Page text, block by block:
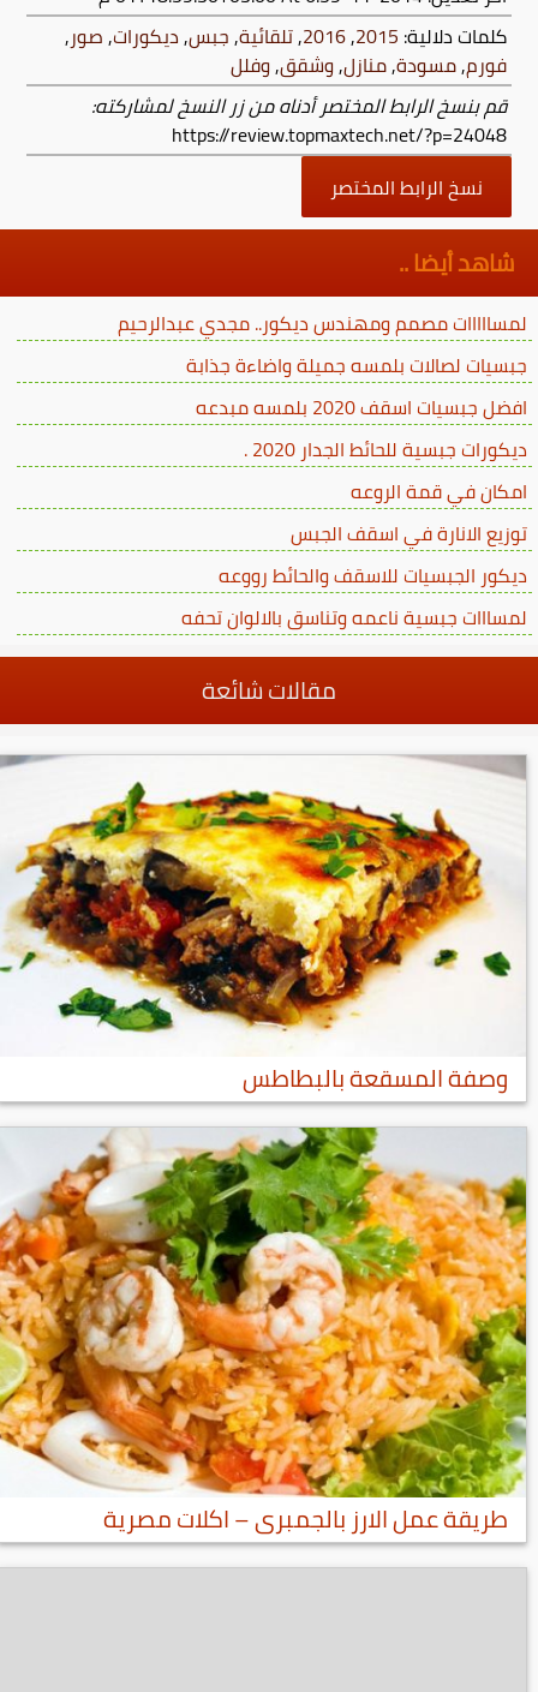
كلمات دلالية: 2015
,
2016
,تلقائية,جبس,ديكورات,صور,
فورم,مسودة,منازل,وشقق,وفلل
قم بنسخ الرابط المختصر أدناه من زر النسخ لمشاركته:
https://review.topmaxtech.net/?p=24048
نسخ الرابط المختصر
شاهد أيضا ..
لمسااااات مصمم ومهندس ديكور.. مجدي عبدالرحيم
جبسيات لصالات بلمسه جميلة واضاءة جذابة
افضل جبسيات اسقف 2020 بلمسه مبدعه
ديكورات جبسية للحائط الجدار 2020 .
امكان في قمة الروعه
توزيع الانارة في اسقف الجبس
ديكور الجبسيات للاسقف والحائط رووعه
لمسااات جبسية ناعمه وتناسق بالالوان تحفه
مقالات شائعة
وصفة المسقعة بالبطاطس
طريقة عمل الارز بالجمبرى – اكلات مصرية